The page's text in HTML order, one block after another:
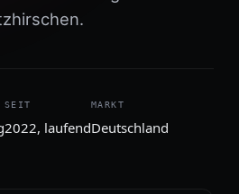
SEIT
2022, laufend
MARKT
Deutschland